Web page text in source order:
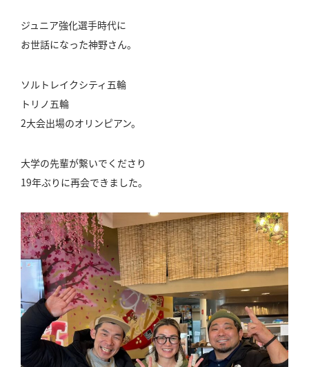
ジュニア強化選手時代に
お世話になった神野さん。
ソルトレイクシティ五輪
トリノ五輪
2大会出場のオリンピアン。
大学の先輩が繋いでくださり
19年ぶりに再会できました。